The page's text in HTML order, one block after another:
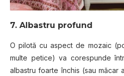
7. Albastru profund
O pilotă cu aspect de mozaic
multe petice) va corespunde
albastru foarte închis (sau măcar